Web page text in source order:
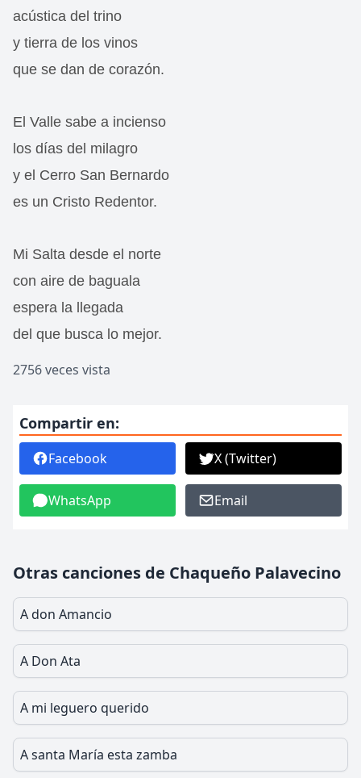
acústica del trino
y tierra de los vinos
que se dan de corazón.
El Valle sabe a incienso
los días del milagro
y el Cerro San Bernardo
es un Cristo Redentor.
Mi Salta desde el norte
con aire de baguala
espera la llegada
del que busca lo mejor.
2756 veces vista
Compartir en:
Facebook X (Twitter)
WhatsApp Email
Otras canciones de Chaqueño Palavecino
A don Amancio
A Don Ata
A mi leguero querido
A santa María esta zamba